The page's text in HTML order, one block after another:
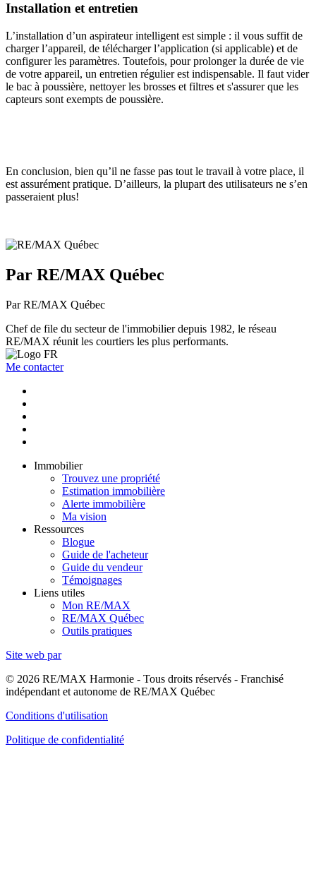
Installation et entretien
L’installation d’un aspirateur intelligent est simple : il vous suffit de
charger l’appareil, de télécharger l’application (si applicable) et de
configurer les paramètres. Toutefois, pour prolonger la durée de vie
de votre appareil, un entretien régulier est indispensable. Il faut vider
le bac à poussière, nettoyer les brosses et filtres et s'assurer que les
capteurs sont exempts de poussière.
En conclusion, bien qu’il ne fasse pas tout le travail à votre place, il
est assurément pratique. D’ailleurs, la plupart des utilisateurs ne s’en
passeraient plus!
Par RE/MAX Québec
Par RE/MAX Québec
Chef de file du secteur de l'immobilier depuis 1982, le réseau
RE/MAX réunit les courtiers les plus performants.
Me contacter
Immobilier
Trouvez une propriété
Estimation immobilière
Alerte immobilière
Ma vision
Ressources
Blogue
Guide de l'acheteur
Guide du vendeur
Témoignages
Liens utiles
Mon RE/MAX
RE/MAX Québec
Outils pratiques
Site web par
© 2026 RE/MAX Harmonie - Tous droits réservés - Franchisé
indépendant et autonome de RE/MAX Québec
Conditions d'utilisation
Politique de confidentialité